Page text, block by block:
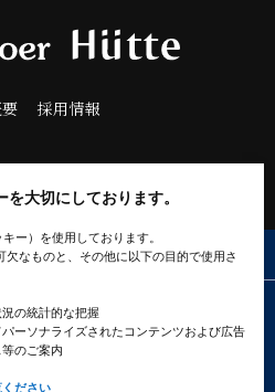
大切にしております。
ー）を使用しております。
なものと、その他に以下の目的で使用さ
の統計的な把握
ーソナライズされたコンテンツおよび広告
のご案内
ださい
採用情報
ソーシャルメディアポリシー
キーポリシー